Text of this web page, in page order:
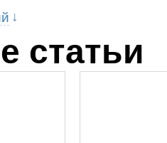
статьи